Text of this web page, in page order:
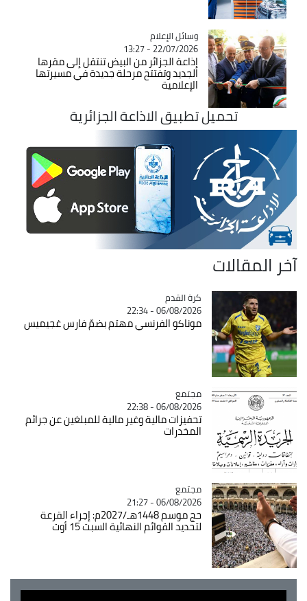
Catégorie
وسائل الإعلام
22/07/2026 - 13:27
إذاعة الجزائر من البيض تنتقل إلى مقرها
الجديد وتفتتح مرحلة جديدة في مسيرتها
الإعلامية
تحميل تطبيق الاذاعة الجزائرية
آخر المقالات
Catégorie
كرة القدم
06/08/2026 - 22:34
موناكو الفرنسي مهتم بضمّ فارس غجيميس
Catégorie
مجتمع
06/08/2026 - 22:38
تحفيزات مالية وغير مالية للمبلغين عن جرائم
المخدرات
Catégorie
مجتمع
06/08/2026 - 21:27
حج موسم 1448هـ/2027م: إجراء القرعة
لتحديد القوائم النهائية السبت 15 أوت